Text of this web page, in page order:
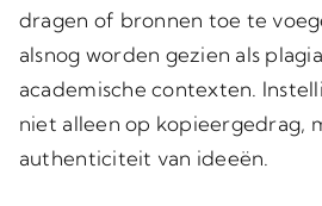
dragen of bronnen toe te
alsnog worden gezien als
academische contexten.
niet alleen op kopieergedrag,
authenticiteit van ideeën.